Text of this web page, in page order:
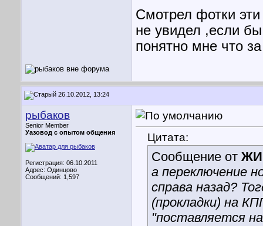
Смотрел фотки
не увидел ,если
понятно мне что
26.10.2012, 13:24
рыбаков
Senior Member
Уазовод с опытом общения
Регистрация: 06.10.2011
Адрес: Одинцово
Сообщений: 1,597
Цитата:
Сообщение от
а переключение
справа назад?
(прокладки) на
"поставляется